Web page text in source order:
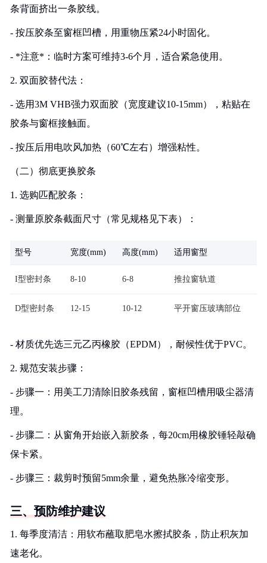
条背面挤出一条胶线。
- 按压胶条至窗框凹槽，用重物压紧24小时固化。
- *注意*：临时方案可维持3-6个月，适合紧急使用。
2. 双面胶替代法：
- 选用3M VHB强力双面胶（宽度建议10-15mm），粘贴在
胶条与窗框接触面。
- 按压后用电吹风加热（60℃左右）增强粘性。
（二）彻底更换胶条
1. 选购匹配胶条：
- 测量原胶条截面尺寸（常见规格见下表）：
型号 宽度(mm) 高度(mm) 适用窗型
I型密封条 8-10 6-8 推拉窗轨道
D型密封条 12-15 10-12 平开窗压玻璃部位
- 材质优先选三元乙丙橡胶（EPDM），耐候性优于PVC。
2. 规范安装步骤：
- 步骤一：用美工刀清除旧胶条残留，窗框凹槽用吸尘器清
理。
- 步骤二：从窗角开始嵌入新胶条，每20cm用橡胶锤轻敲确
保卡紧。
- 步骤三：裁剪时预留5mm余量，避免热胀冷缩变形。
三、预防维护建议
1. 每季度清洁：用软布蘸取肥皂水擦拭胶条，防止积灰加
速老化。